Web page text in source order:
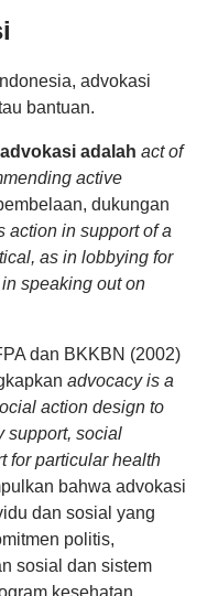
advokasi
bantuan.
advokasi adalah act of
active
dukungan
action in support of a
as in lobbying for
speaking out on
dan BKKBN (2002)
advocacy is a
action design to
support, social
for particular health
bahwa advokasi
dan sosial yang
politis,
sosial dan sistem
kesehatan